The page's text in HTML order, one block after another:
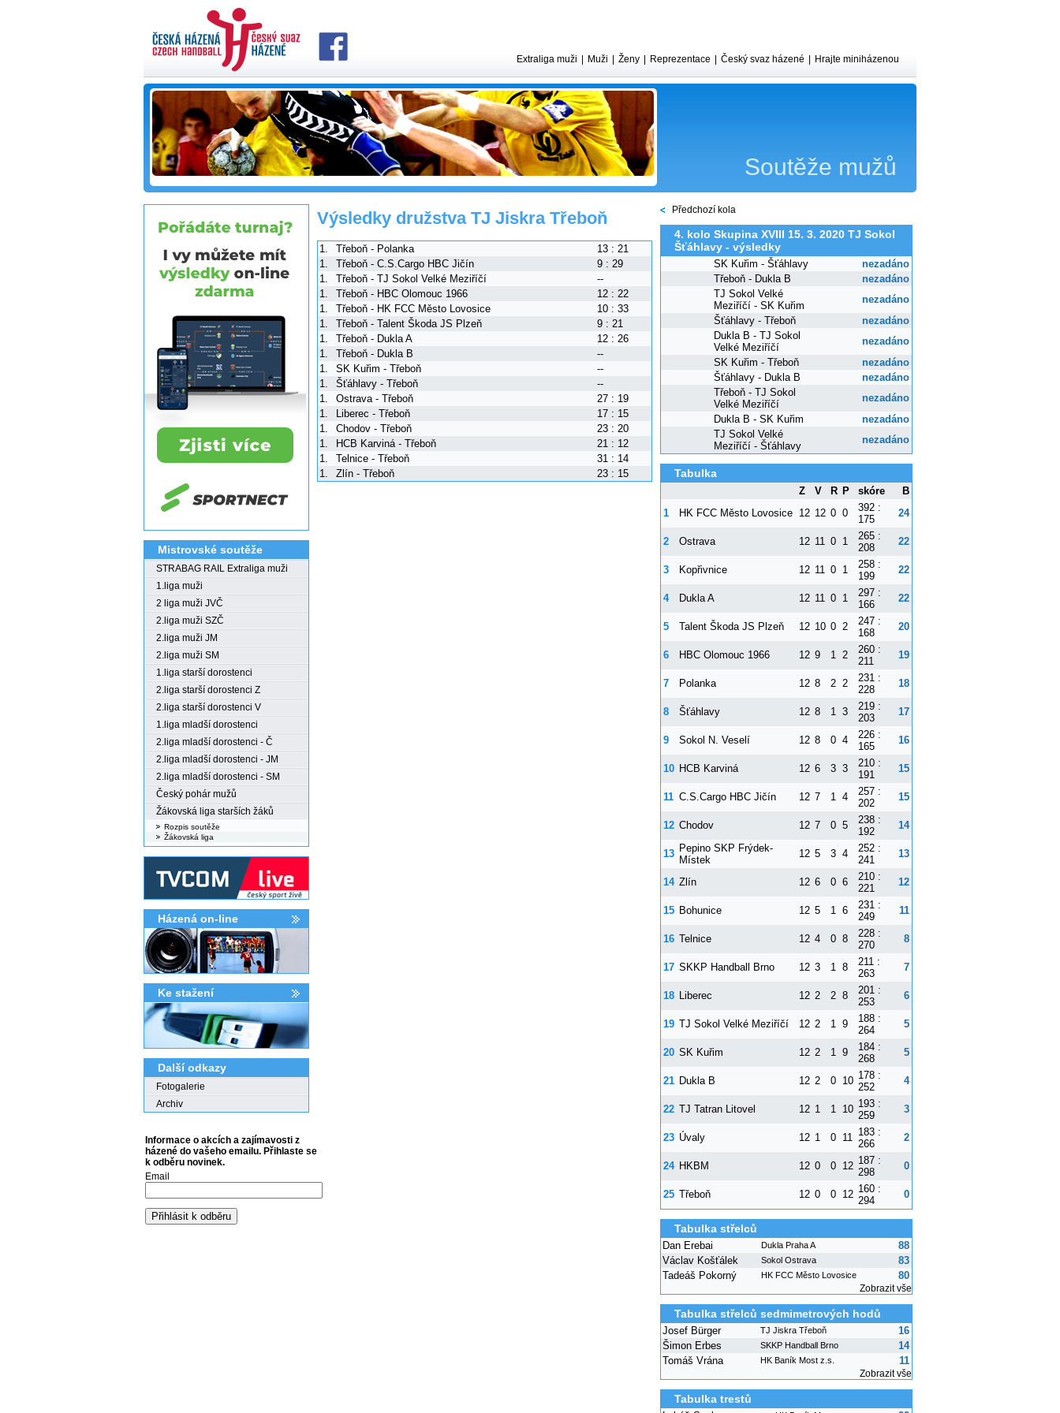
Soutěže mužů
Extraliga muži Muži Ženy Reprezentace Český svaz házené Hrajte miniházenou
Mistrovské soutěže
STRABAG RAIL Extraliga muži
1.liga muži
2 liga muži JVČ
2.liga muži SZČ
2.liga muži JM
2.liga muži SM
1.liga starší dorostenci
2.liga starší dorostenci Z
2.liga starší dorostenci V
1.liga mladší dorostenci
2.liga mladší dorostenci - Č
2.liga mladší dorostenci - JM
2.liga mladší dorostenci - SM
Český pohár mužů
Žákovská liga starších žáků
Rozpis soutěže
Žákovská liga
Házená on-line
Ke stažení­
Další odkazy
Fotogalerie
Archiv
Informace o akcích a zajímavosti z
házené do vašeho emailu. Přihlaste se
k odběru novinek.
Email
Výsledky družstva TJ Jiskra Třeboň
1. Třeboň - Polanka
13 : 21
1.
Třeboň - C.S.Cargo HBC Jičín
9 : 29
1.
Třeboň - TJ Sokol Velké Meziříčí
--
1.
Třeboň - HBC Olomouc 1966
12 : 22
1.
Třeboň - HK FCC Město Lovosice
10 : 33
1.
Třeboň - Talent Škoda JS Plzeň
9 : 21
1.
Třeboň - Dukla A
12 : 26
1.
Třeboň - Dukla B
--
1.
SK Kuřim - Třeboň
--
1.
Šťáhlavy - Třeboň
--
1.
Ostrava - Třeboň
27 : 19
1.
Liberec - Třeboň
17 : 15
1.
Chodov - Třeboň
23 : 20
1.
HCB Karviná - Třeboň
21 : 12
1.
Telnice - Třeboň
31 : 14
1.
Zlín - Třeboň 23 : 15
Předchozí kola
4. kolo Skupina XVIII 15. 3. 2020 TJ Sokol
Šťáhlavy - výsledky
SK Kuřim - Šťáhlavy
nezadáno
Třeboň - Dukla B
nezadáno
TJ Sokol Velké
Meziříčí - SK Kuřim
nezadáno
Šťáhlavy - Třeboň
nezadáno
Dukla B - TJ Sokol
Velké Meziříčí
nezadáno
SK Kuřim - Třeboň
nezadáno
Šťáhlavy - Dukla B
nezadáno
Třeboň - TJ Sokol
Velké Meziříčí
nezadáno
Dukla B - SK Kuřim
nezadáno
TJ Sokol Velké
Meziříčí - Šťáhlavy
nezadáno
Tabulka
Z V R P skóre
B
1
HK FCC Město Lovosice 12 12 0 0
392 :
175
24
2 Ostrava 12 11 0 1
265 :
208
22
3 Kopřivnice 12 11 0 1
258 :
199
22
4 Dukla A 12 11 0 1
297 :
166
22
5 Talent Škoda JS Plzeň 12 10 0 2
247 :
168
20
6 HBC Olomouc 1966 12 9 1 2
260 :
211
19
7 Polanka 12 8 2 2
231 :
228
18
8 Šťáhlavy 12 8 1 3
219 :
203
17
9 Sokol N. Veselí 12 8 0 4
226 :
165
16
10 HCB Karviná 12 6 3 3
210 :
191
15
11 C.S.Cargo HBC Jičín 12 7 1 4
257 :
202
15
12 Chodov 12 7 0 5
238 :
192
14
13 Pepino SKP Frýdek-
Místek
12 5 3 4
252 :
241
13
14 Zlín 12 6 0 6
210 :
221
12
15 Bohunice 12 5 1 6
231 :
249
11
16 Telnice 12 4 0 8
228 :
270
8
17 SKKP Handball Brno 12 3 1 8
211 :
263
7
18 Liberec 12 2 2 8
201 :
253
6
19 TJ Sokol Velké Meziříčí 12 2 1 9
188 :
264
5
20 SK Kuřim 12 2 1 9
184 :
268
5
21 Dukla B 12 2 0 10 178 :
252
4
22 TJ Tatran Litovel 12 1 1 10 193 :
259
3
23 Úvaly 12 1 0 11 183 :
266
2
24 HKBM 12 0 0 12 187 :
298
0
25 Třeboň 12 0 0 12 160 :
294
0
Tabulka střelců
Dan Erebai Dukla Praha A
88
Václav Košťálek
Sokol Ostrava
83
Tadeáš Pokorný
HK FCC Město Lovosice 80
Zobrazit vše
Tabulka střelců sedmimetrových hodů
Josef Bürger TJ Jiskra Třeboň
16
Šimon Erbes
SKKP Handball Brno
14
Tomáš Vrána
HK Baník Most z.s. 11
Zobrazit vše
Tabulka trestů